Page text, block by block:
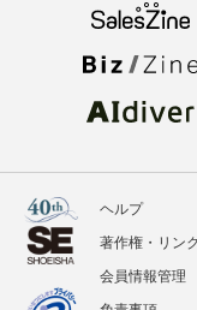
ヘルプ
著作権・リンク
会員情報管理